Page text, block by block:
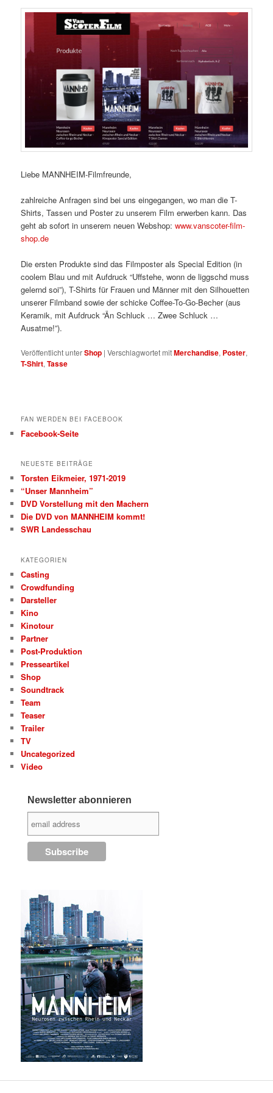
Liebe MANNHEIM-Filmfreunde,
zahlreiche Anfragen sind bei uns eingegangen, wo man die T-
Shirts, Tassen und Poster zu unserem Film erwerben kann. Das
geht ab sofort in unserem neuen Webshop:www.vanscoter-film-
shop.de
Die ersten Produkte sind das Filmposter als Special Edition (in
coolem Blau und mit Aufdruck “Uffstehe, wonn de liggschd muss
gelernd soi”), T-Shirts für Frauen und Männer mit den Silhouetten
unserer Filmband sowie der schicke Coffee-To-Go-Becher (aus
Keramik, mit Aufdruck “Än Schluck … Zwee Schluck …
Ausatme!”).
Veröffentlicht unterShop |Verschlagwortet mitMerchandise, Poster,
T-Shirt,Tasse
FAN WERDEN BEI FACEBOOK
Facebook-Seite
NEUESTE BEITRÄGE
Torsten Eikmeier, 1971-2019
“Unser Mannheim”
DVD Vorstellung mit den Machern
Die DVD von MANNHEIM kommt!
SWR Landesschau
KATEGORIEN
Casting
Crowdfunding
Darsteller
Kino
Kinotour
Partner
Post-Produktion
Presseartikel
Shop
Soundtrack
Team
Teaser
Trailer
TV
Uncategorized
Video
Newsletter abonnieren